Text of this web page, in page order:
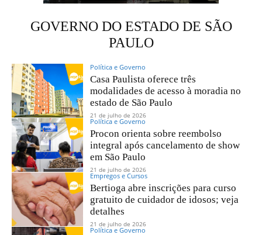
GOVERNO DO ESTADO DE SÃO
PAULO
Política e Governo
Casa Paulista oferece três
modalidades de acesso à moradia no
estado de São Paulo
21 de julho de 2026
Política e Governo
Procon orienta sobre reembolso
integral após cancelamento de show
em São Paulo
21 de julho de 2026
Empregos e Cursos
Bertioga abre inscrições para curso
gratuito de cuidador de idosos; veja
detalhes
21 de julho de 2026
Política e Governo